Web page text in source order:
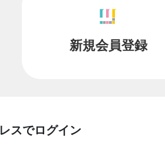
新規会員登録
スでログイン